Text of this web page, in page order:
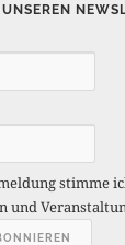
stimme
und